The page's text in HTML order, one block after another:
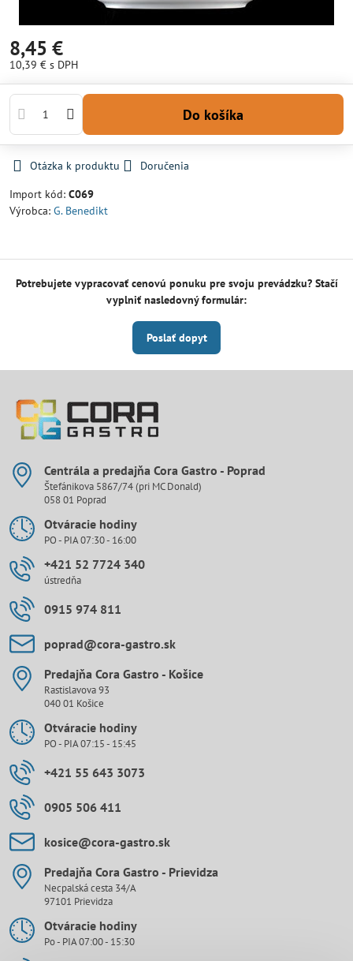
8,45 €
10,39 € s DPH
Do košíka
Otázka k produktu
Doručenia
Import kód: C069
Výrobca: G. Benedikt
Potrebujete vypracovať cenovú ponuku pre svoju prevádzku? Stačí
vyplniť nasledovný formulár:
Poslať dopyt
Centrála a predajňa Cora Gastro - Poprad
Štefánikova 5867/74 (pri MC Donald)
058 01 Poprad
Otváracie hodiny
PO - PIA 07:30 - 16:00
+421 52 7724 340
ústredňa
0915 974 811
poprad​@cora-gastro​.sk
Predajňa Cora Gastro - Košice
Rastislavova 93
040 01 Košice
Otváracie hodiny
PO - PIA 07:15 - 15:45
+421 55 643 3073
0905 506 411
kosice​@cora-gastro​.sk
Predajňa Cora Gastro - Prievidza
Necpalská cesta 34/A
97101 Prievidza
Otváracie hodiny
Po - PIA 07:00 - 15:30